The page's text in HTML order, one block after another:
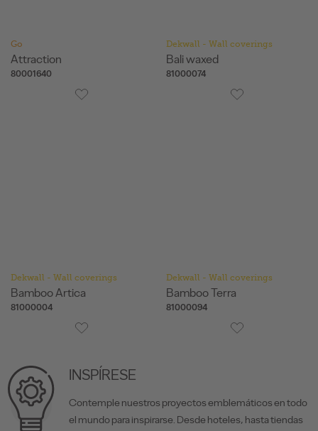
Go
Attraction
80001640
Dekwall - Wall coverings
Bali waxed
81000074
Dekwall - Wall coverings
Bamboo Artica
81000004
Dekwall - Wall coverings
Bamboo Terra
81000094
INSPÍRESE
Contemple nuestros proyectos emblemáticos en todo
el mundo para inspirarse. Desde hoteles, hasta tiendas